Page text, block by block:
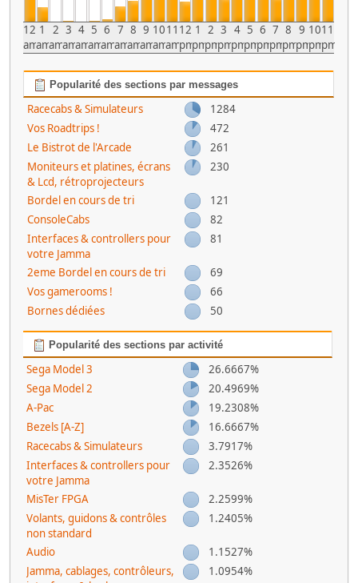
12
am
1
am
2
am
3
am
4
am
5
am
6
am
7
am
8
am
9
am
10
am
11
am
12
pm
1
pm
2
pm
3
pm
4
pm
5
pm
6
pm
7
pm
8
pm
9
pm
10
pm
11
pm
Popularité des sections par messages
Racecabs & Simulateurs
1284
Vos Roadtrips !
472
Le Bistrot de l'Arcade
261
Moniteurs et platines, écrans
& Lcd, rétroprojecteurs
230
Bordel en cours de tri
121
ConsoleCabs
82
Interfaces & controllers pour
votre Jamma
81
2eme Bordel en cours de tri
69
Vos gamerooms !
66
Bornes dédiées
50
Popularité des sections par activité
Sega Model 3
26.6667%
Sega Model 2
20.4969%
A-Pac
19.2308%
Bezels [A-Z]
16.6667%
Racecabs & Simulateurs
3.7917%
Interfaces & controllers pour
votre Jamma
2.3526%
MisTer FPGA
2.2599%
Volants, guidons & contrôles
non standard
1.2405%
Audio
1.1527%
Jamma, cablages, contrôleurs,
1.0954%